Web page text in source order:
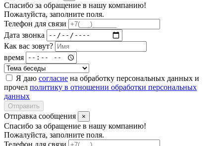
Спасибо за обращение в нашу компанию!
Пожалуйста, заполните поля.
Телефон для связи
Дата звонка
Как вас зовут?
время
Я даю согласие на обработку персональных данных и
прочел политику в отношении обработки персональных
данных
Отправить
Отправка сообщения ×
Спасибо за обращение в нашу компанию!
Пожалуйста, заполните поля.
Телефон для связи